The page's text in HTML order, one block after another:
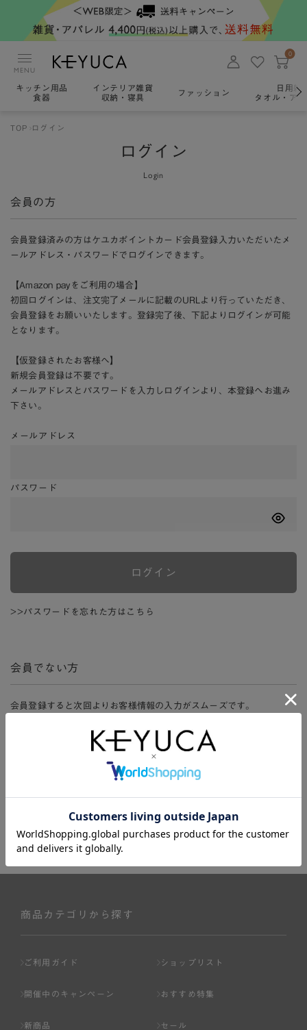
MENU
0
キッチン用品
食器
インテリア雑貨
収納・寝具
ファッション
日用雑
タオル・ア
TOP ログイン
ログイン
Login
会員の方
会員登録済みの方はケユカポイントカード会員登録入力いただいたメ
ールアドレス・パスワードでログインできます。
【Amazon payをご利用の場合】
初回ログインは、注文完了メールに記載のURLより行っていただき、
会員登録をお願いいたします。登録完了後、下記よりログインが可能
となります。
【仮登録されたお客様へ】
新規会員登録は不要です。
メールアドレスとパスワードを入力しログインより、本登録へお進み
下さい。
メールアドレス
パスワード
ログイン
>>パスワードを忘れた方はこちら
会員でない方
会員登録すると次回よりお客様情報の入力がスムーズです。
ージ、購入履歴をご利用いただけます。
商品カテゴリから探す
ご利用ガイド ショップリスト
開催中のキャンペーン おすすめ特集
新商品 セール